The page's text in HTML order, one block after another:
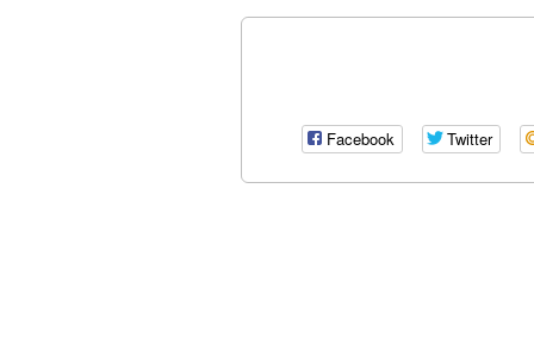
Facebook Twitter